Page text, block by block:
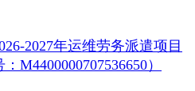
2027年运维劳务派遣项目
M4400000707536650）